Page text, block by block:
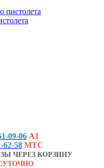
пистолета
09-06 А1
62-58 МТС
ЧЕРЕЗ КОРЗИНУ